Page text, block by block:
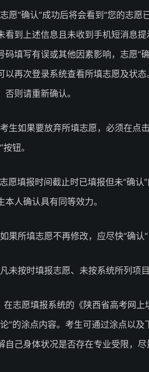
志愿“确认”成功后将会看到“您的志
看到上述信息且未收到手机短消息
码填写有误或其他因素影响，志愿“
以再次登录系统查看所填志愿及状
否则请重新确认。
考生如果要放弃所填志愿，必须在点
钮。
志愿填报时间截止时已填报但未“确
本人确认具有同等效力。
如果所填志愿不再修改，应尽快“确
凡未按时填报志愿、未按系统所列项
在志愿填报系统的《陕西省高考网
”的涂点内容。考生可通过涂点以
自己身体状况是否存在专业受限，